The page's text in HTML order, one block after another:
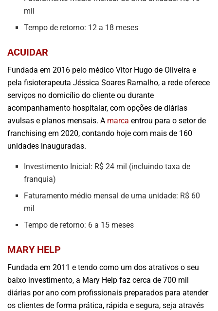
mil
Tempo de retorno: 12 a 18 meses
ACUIDAR
Fundada em 2016 pelo médico Vitor Hugo de Oliveira e
pela fisioterapeuta Jéssica Soares Ramalho, a rede oferece
serviços no domicílio do cliente ou durante
acompanhamento hospitalar, com opções de diárias
avulsas e planos mensais. A marca entrou para o setor de
franchising em 2020, contando hoje com mais de 160
unidades inauguradas.
Investimento Inicial: R$ 24 mil (incluindo taxa de
franquia)
Faturamento médio mensal de uma unidade: R$ 60
mil
Tempo de retorno: 6 a 15 meses
MARY HELP
Fundada em 2011 e tendo como um dos atrativos o seu
baixo investimento, a Mary Help faz cerca de 700 mil
diárias por ano com profissionais preparados para atender
os clientes de forma prática, rápida e segura, seja através